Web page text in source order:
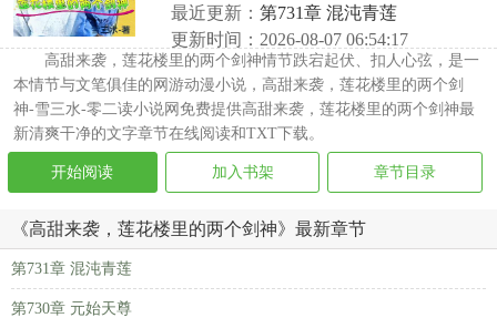
最近更新： 第731章 混沌青莲
更新时间：2026-08-07 06:54:17
高甜来袭，莲花楼里的两个剑神情节跌宕起伏、扣人心弦，是一
本情节与文笔俱佳的网游动漫小说，高甜来袭，莲花楼里的两个剑
神-雪三水-零二读小说网免费提供高甜来袭，莲花楼里的两个剑神最
新清爽干净的文字章节在线阅读和TXT下载。
开始阅读 加入书架 章节目录
《高甜来袭，莲花楼里的两个剑神》最新章节
第731章 混沌青莲
第730章 元始天尊